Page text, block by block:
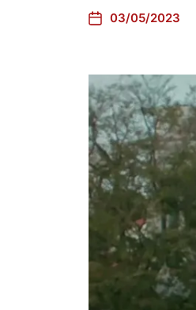
03/05/2023